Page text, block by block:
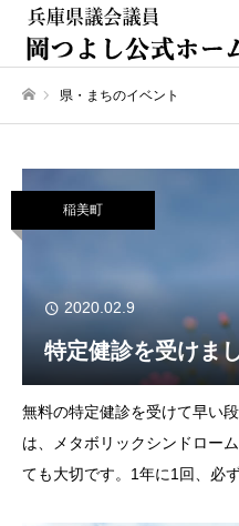
県・まちのイベント
稲美町
2020.02.9
特定健診を受けま
無料の特定健診を受けて早い
は、メタボリックシンドロー
ても大切です。1年に1回、